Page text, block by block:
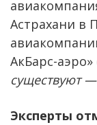
Астрахани в
АкБарс-аэро»
существуют
Эксперты